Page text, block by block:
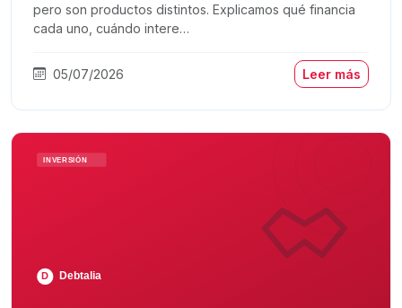
pero son productos distintos. Explicamos qué financia
cada uno, cuándo intere…
05/07/2026 Leer más